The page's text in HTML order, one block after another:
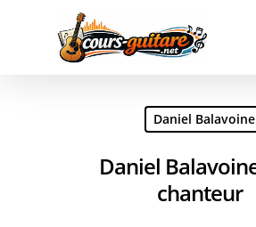
Hit enter to search or ESC to close
Daniel Balavoine
Daniel
chanteur